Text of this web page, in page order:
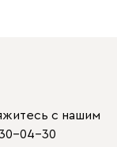
с нашим
04-30